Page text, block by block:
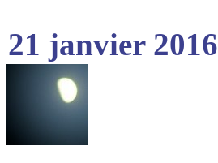
21 janvier 2016